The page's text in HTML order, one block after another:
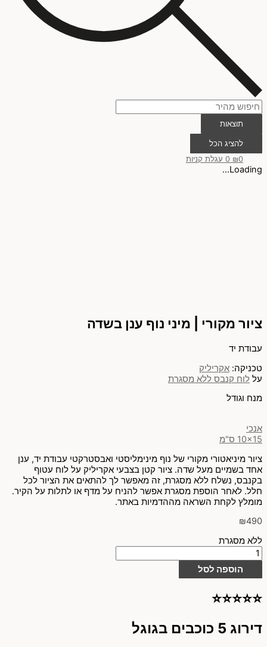
תוצאות
להציג הכל
₪0
0 עגלת קניות
Loading...
ציור מקורי | מיני נוף ענן בשדה
עבודת יד
טכניקה: אקריליק
על לוח קנבס ללא מסגרת
מנח וגודל
אנכי
10x15 ס"מ
ציור מיניאטורי מקורי של נוף מינימליסטי ואבסטרקטי עבודת יד, ענן
אחד בשמיים מעל שדה. ציור קטן בצבעי אקריליק על לוח עטוף
בקנבס, נשלח ללא מסגרת, זה מאפשר לך להתאים את הציור לכל
חלל. לאחר הוספת מסגרת אפשר להניח על מדף או לתלות על הקיר.
מומלץ לקחת השראה מההדמיות באתר.
₪490
ללא מסגרת
הוספה לסל
⭐⭐⭐⭐⭐
דירוג 5 כוכבים בגוגל